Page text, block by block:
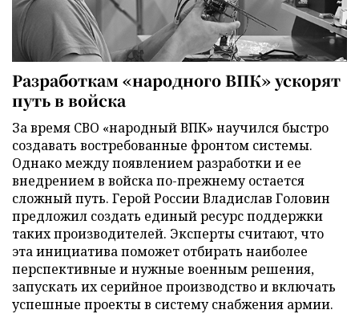
Разработкам «народного ВПК» ускорят
путь в войска
За время СВО «народный ВПК» научился быстро
создавать востребованные фронтом системы.
Однако между появлением разработки и ее
внедрением в войска по-прежнему остается
сложный путь. Герой России Владислав Головин
предложил создать единый ресурс поддержки
таких производителей. Эксперты считают, что
эта инициатива поможет отбирать наиболее
перспективные и нужные военным решения,
запускать их серийное производство и включать
успешные проекты в систему снабжения армии.